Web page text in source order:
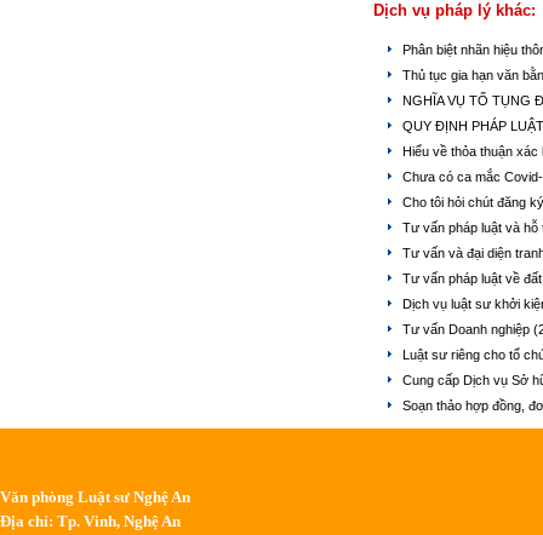
Dịch vụ pháp lý khác:
Phân biệt nhãn hiệu
Thủ tục gia hạn văn
NGHĨA VỤ TỐ TỤNG
QUY ĐỊNH PHÁP
Hiểu về thỏa thuận
Chưa có ca mắc
Cho tôi hỏi chút đăng
Tư vấn pháp luật và
Tư vấn và đại diện
Tư vấn pháp luật về
Dịch vụ luật sư khởi
Tư vấn Doanh nghiệp
Luật sư riêng cho tổ
Cung cấp Dịch vụ Sở
Soạn thảo hợp đồng,
Văn phòng Luật sư Nghệ An
Địa chỉ: Tp. Vinh, Nghệ An